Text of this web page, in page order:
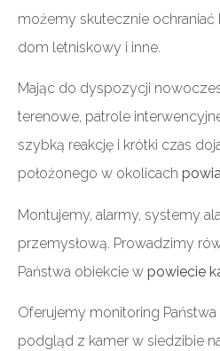
możemy skutecznie ochraniać
dom letniskowy i inne.
Mając do dyspozycji
terenowe, patrole
szybką reakcję i krótki czas
położonego w okolicach
Montujemy, alarmy, systemy
przemysłową. Prowadzimy
Państwa obiekcie w powiecie
Oferujemy monitoring
podgląd z kamer w siedzibie